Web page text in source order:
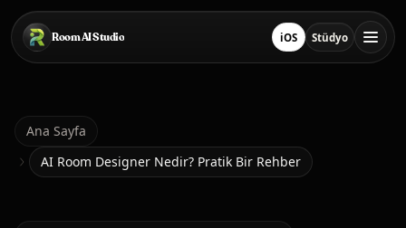
Ana içeriğe geç
Room AI Studio
Ana Sayfa iOSApp Store'ten İndir
StüdyoStüdyoyu Aç
Ana Sayfa
AI Room Designer Nedir? Pratik Bir Rehber